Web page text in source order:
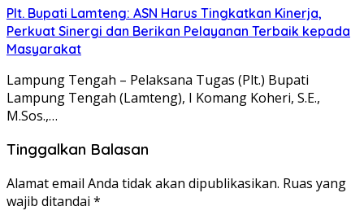
Plt. Bupati Lamteng: ASN Harus Tingkatkan Kinerja,
Perkuat Sinergi dan Berikan Pelayanan Terbaik kepada
Masyarakat
Lampung Tengah – Pelaksana Tugas (Plt.) Bupati
Lampung Tengah (Lamteng), I Komang Koheri, S.E.,
M.Sos.,…
Tinggalkan Balasan
Alamat email Anda tidak akan dipublikasikan. Ruas yang
wajib ditandai *